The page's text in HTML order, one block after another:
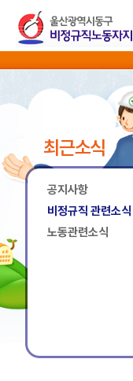
최근소식
공지사항
비정규직 관련소식
노동관련소식